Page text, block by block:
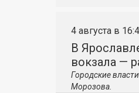
4 августа в
В
вокзала —
Городские
Морозова.